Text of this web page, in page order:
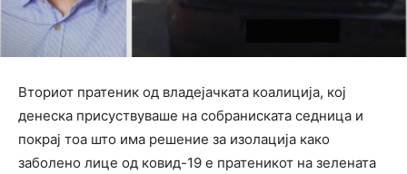
Вториот пратеник од владејачката коалиција, кој
денеска присуствуваше на собраниската седница и
покрај тоа што има решение за изолација како
заболено лице од ковид-19 е пратеникот на зелената